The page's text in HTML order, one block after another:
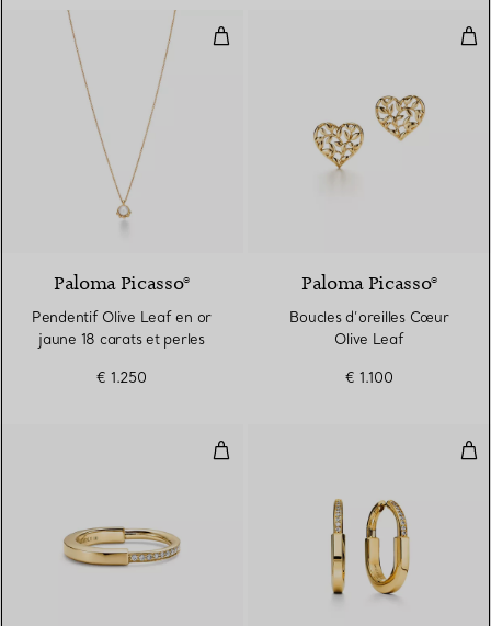
Pendentif Olive Leaf en or
Paloma Picasso®
Pendentif Olive Leaf en or
jaune 18 carats et perles
€ 1.250
Paloma Picasso®
Boucles d’oreilles Cœur
Olive Leaf
€ 1.100
Bague en or jaune 18 carats et